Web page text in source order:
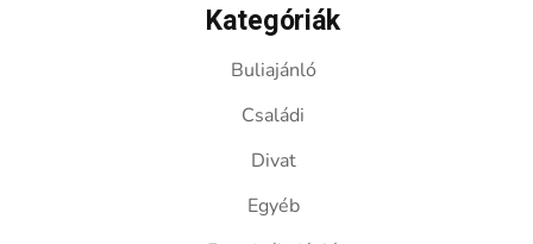
Kategóriák
Buliajánló
Családi
Divat
Egyéb